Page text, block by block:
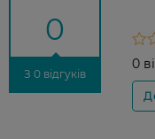
0
З 0 відгуків
0